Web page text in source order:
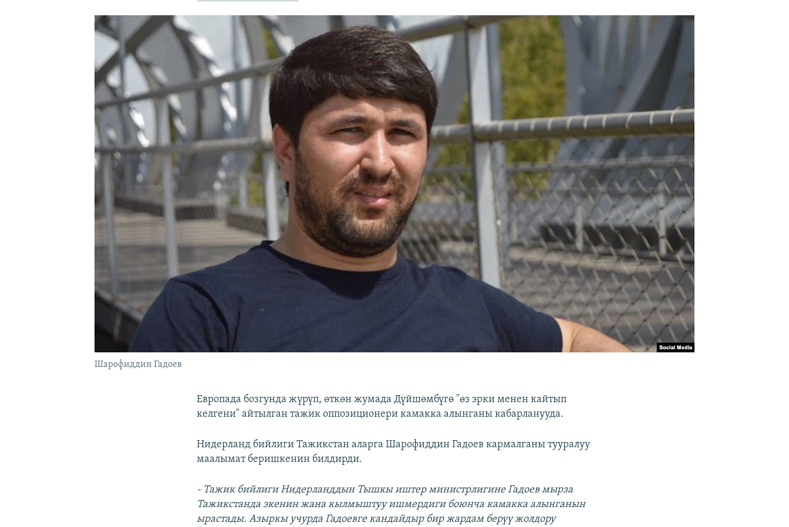
Шарофиддин Гадоев
Европада бозгунда жүрүп, өткөн жумада Дүйшөмбүгө "өз эрки менен кайтып
келгени" айтылган тажик оппозиционери камакка алынганы кабарланууда.
Нидерланд бийлиги Тажикстан аларга Шарофиддин Гадоев кармалганы тууралуу
маалымат беришкенин билдирди.
- Тажик бийлиги Нидерланддын Тышкы иштер министрлигине Гадоев мырза
Тажикстанда экенин жана кылмыштуу ишмердиги боюнча камакка алынганын
ырастады. Азыркы учурда Гадоевге кандайдыр бир жардам берүү жолдору